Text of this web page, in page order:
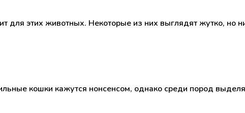
этих животных. Некоторые из них выглядят жутко, но
кошки кажутся нонсенсом, однако среди пород